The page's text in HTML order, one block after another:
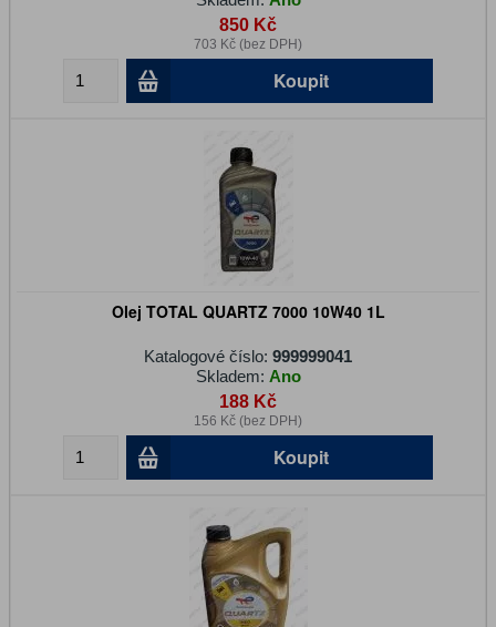
850 Kč
703 Kč (bez DPH)
Koupit
Olej TOTAL QUARTZ 7000 10W40 1L
Katalogové číslo: 999999041
Skladem: Ano
188 Kč
156 Kč (bez DPH)
Koupit